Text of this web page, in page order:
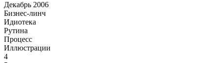
Декабрь 2006
Бизнес-линч
Идиотека
Рутина
Процесс
Иллюстрации
4